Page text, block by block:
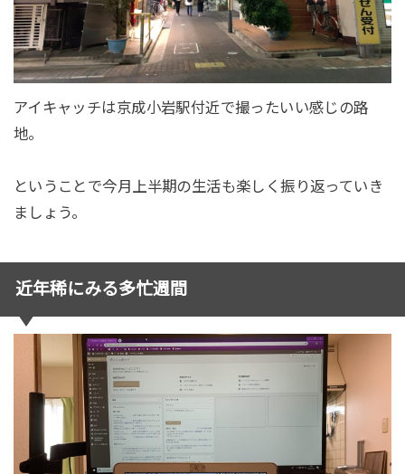
アイキャッチは京成小岩駅付近で撮ったいい感じの路
地。
ということで今月上半期の生活も楽しく振り返っていき
ましょう。
近年稀にみる多忙週間